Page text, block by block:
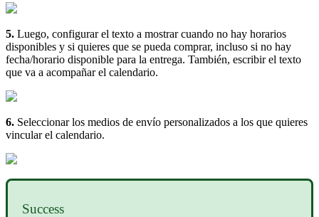
5. Luego, configurar el texto a mostrar cuando no hay horarios
disponibles y si quieres que se pueda comprar, incluso si no hay
fecha/horario disponible para la entrega. También, escribir el texto
que va a acompañar el calendario.
6. Seleccionar los medios de envío personalizados a los que quieres
vincular el calendario.
Success